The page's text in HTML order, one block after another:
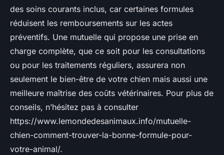
des soins courants inclus, car certaines formules
réduisent les remboursements sur les actes
préventifs. Une mutuelle qui propose une prise en
charge complète, que ce soit pour les consultations
ou pour les traitements réguliers, assurera non
seulement le bien-être de votre chien mais aussi une
meilleure maîtrise des coûts vétérinaires. Pour plus de
conseils, n’hésitez pas à consulter
https://www.lemondedesanimaux.info/mutuelle-
chien-comment-trouver-la-bonne-formule-pour-
votre-animal/.